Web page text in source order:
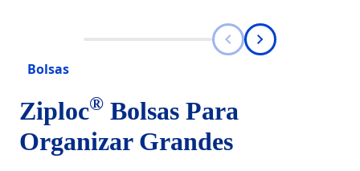
Bolsas
Ziploc® Bolsas Para
Organizar Grandes